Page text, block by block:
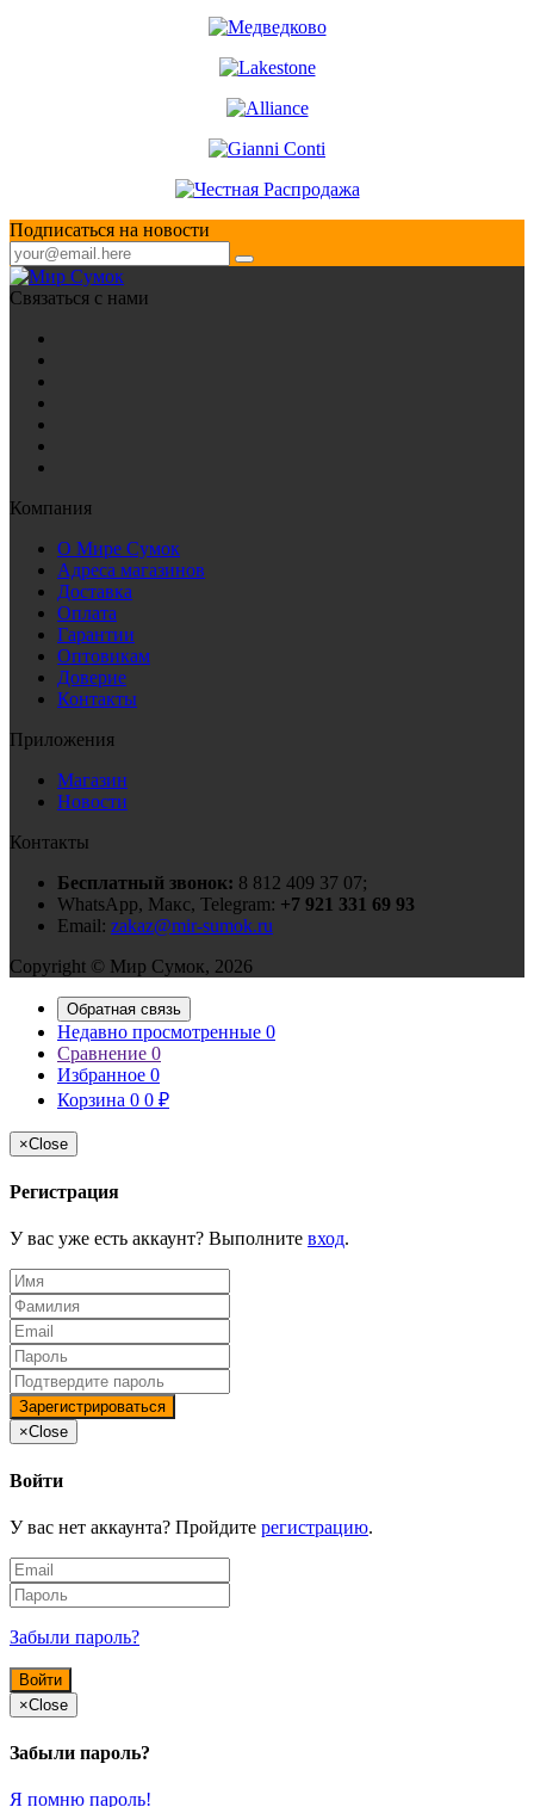
Подписаться на новости
Связаться с нами
Компания
О Мире Сумок
Адреса магазинов
Доставка
Оплата
Гарантии
Оптовикам
Доверие
Контакты
Приложения
Магазин
Новости
Контакты
Бесплатный звонок: 8 812 409 37 07;
WhatsApp, Макс, Telegram: +7 921 331 69 93
Email: zakaz@mir-sumok.ru
Copyright © Мир Сумок, 2026
Обратная связь
Недавно просмотренные 0
Сравнение 0
Избранное 0
Корзина 0 0 ₽
×Close
Регистрация
У вас уже есть аккаунт? Выполните вход.
×Close
Войти
У вас нет аккаунта? Пройдите регистрацию.
Забыли пароль?
×Close
Забыли пароль?
Я помню пароль!